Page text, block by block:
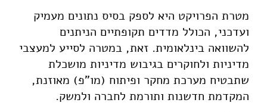
מטרת הפרויקט היא לספק בסיס נתונים מעמיק
ועדכני, הכולל מדדים תקופתיים הניתנים
להשוואה בינלאומית. זאת, במטרה לסייע למעצבי
מדיניות ולחוקרים בגיבוש מדיניות מושכלת
שתבטיח מערכת מחקר ופיתוח (מו"פ) מאוזנת,
המקדמת חדשנות ותורמת לחברה ולמשק.